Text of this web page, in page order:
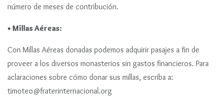
número de meses de contribución.
• Millas Aéreas:
Con Millas Aéreas donadas podemos adquirir pasajes a fin de
proveer a los diversos monasterios sin gastos financieros. Para
aclaraciones sobre cómo donar sus millas, escriba a:
timoteo@fraterinternacional.org